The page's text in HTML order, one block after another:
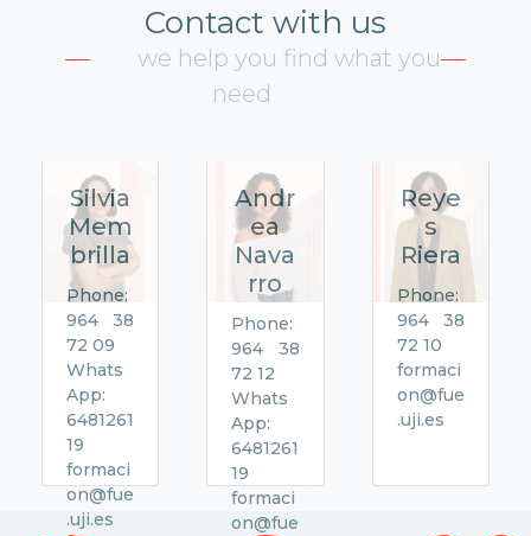
Contact with us
we help you find what you
need
Silvia
Mem
brilla
Phone:
964 38
72 09
Whats
App:
6481261
19
formaci
on@fue
.uji.es
Andr
ea
Nava
rro
Phone:
964 38
72 12
Whats
App:
6481261
19
formaci
on@fue
Reye
s
Riera
Phone:
964 38
72 10
formaci
on@fue
.uji.es